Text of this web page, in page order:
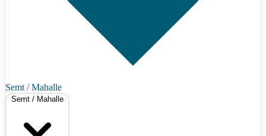
Semt / Mahalle
Semt / Mahalle